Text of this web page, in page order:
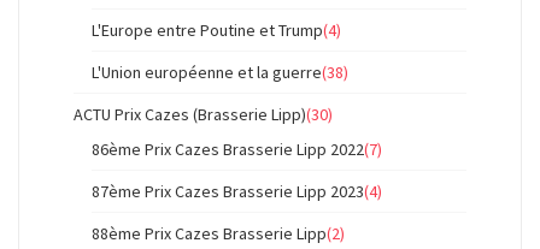
L'Europe entre Poutine et Trump(4)
L'Union européenne et la guerre(38)
ACTU Prix Cazes (Brasserie Lipp)(30)
86ème Prix Cazes Brasserie Lipp 2022(7)
87ème Prix Cazes Brasserie Lipp 2023(4)
88ème Prix Cazes Brasserie Lipp(2)